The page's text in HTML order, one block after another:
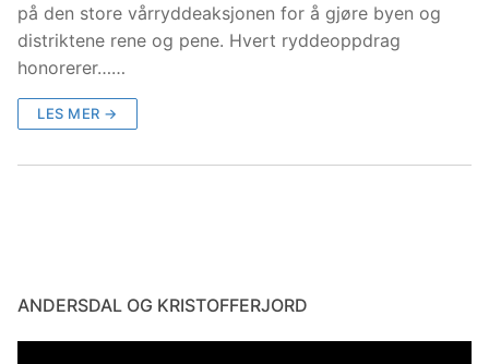
på den store vårryddeaksjonen for å gjøre byen og
distriktene rene og pene. Hvert ryddeoppdrag
honorerer……
LES MER →
ANDERSDAL OG KRISTOFFERJORD